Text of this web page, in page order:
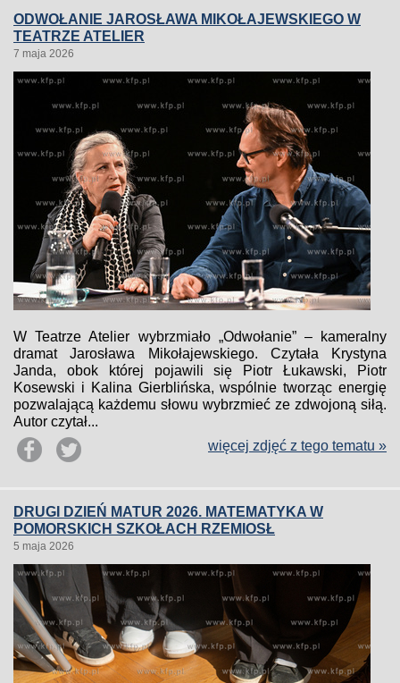
ODWOŁANIE JAROSŁAWA MIKOŁAJEWSKIEGO W
TEATRZE ATELIER
7 maja 2026
W Teatrze Atelier wybrzmiało „Odwołanie” – kameralny
dramat Jarosława Mikołajewskiego. Czytała Krystyna
Janda, obok której pojawili się Piotr Łukawski, Piotr
Kosewski i Kalina Gierblińska, wspólnie tworząc energię
pozwalającą każdemu słowu wybrzmieć ze zdwojoną siłą.
Autor czytał...
więcej zdjęć z tego tematu »
DRUGI DZIEŃ MATUR 2026. MATEMATYKA W
POMORSKICH SZKOŁACH RZEMIOSŁ
5 maja 2026